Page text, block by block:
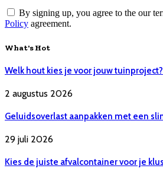
By signing up, you agree to the our
Policy agreement.
What's Hot
Welk hout kies je voor jouw tuinproject?
2 augustus 2026
Geluidsoverlast aanpakken met een
29 juli 2026
Kies de juiste afvalcontainer voor je